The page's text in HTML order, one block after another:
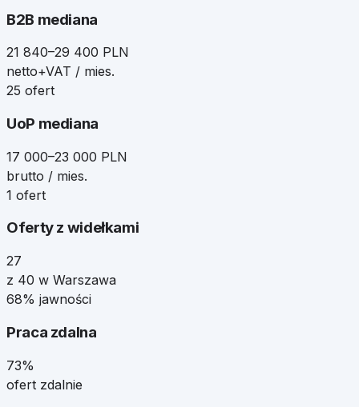
B2B mediana
21 840–29 400 PLN
netto+VAT / mies.
25 ofert
UoP mediana
17 000–23 000 PLN
brutto / mies.
1 ofert
Oferty z widełkami
27
z 40 w Warszawa
68% jawności
Praca zdalna
73%
ofert zdalnie